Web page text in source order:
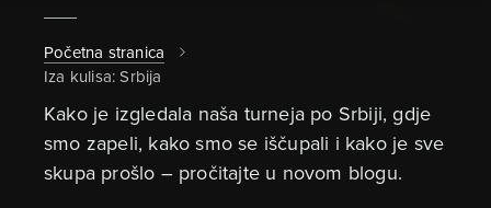
Početna stranica
Iza kulisa: Srbija
Kako je izgledala naša turneja po Srbiji, gdje
smo zapeli, kako smo se iščupali i kako je sve
skupa prošlo – pročitajte u novom blogu.